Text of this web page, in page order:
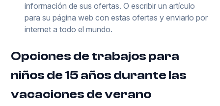
información de sus ofertas. O escribir un artículo
para su página web con estas ofertas y enviarlo por
internet a todo el mundo.
Opciones de trabajos para
niños de 15 años durante las
vacaciones de verano